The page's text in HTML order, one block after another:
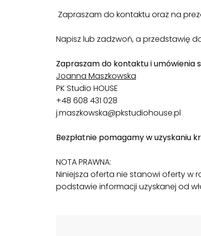
Zapraszam do kontaktu oraz na
Napisz lub zadzwoń, a przedstawię
Zapraszam do kontaktu i umówienia
Joanna Maszkowska
PK Studio HOUSE
+48 608 431 028
j.maszkowska@pkstudiohouse.pl
Bezpłatnie pomagamy w uzyskaniu
NOTA PRAWNA:
Niniejsza oferta nie stanowi oferty w
podstawie informacji uzyskanej od